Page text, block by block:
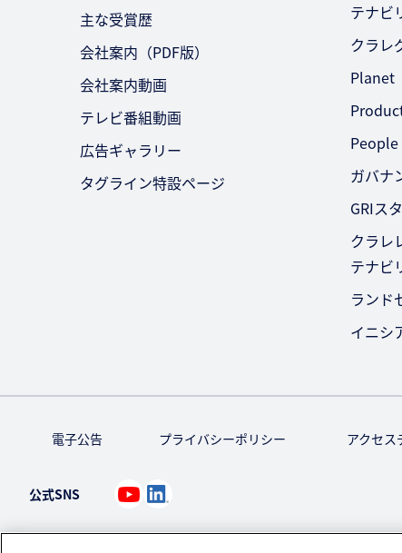
主な受賞歴
会社案内（PDF版）
会社案内動画
テレビ番組動画
広告ギャラリー
タグライン特設ページ
テナビ
クラレ
Planet
People
ガバナ
GRIス
クラレ
テナビ
ランド
イニシ
電子公告 プライバシーポリシー アクセス
公式SNS